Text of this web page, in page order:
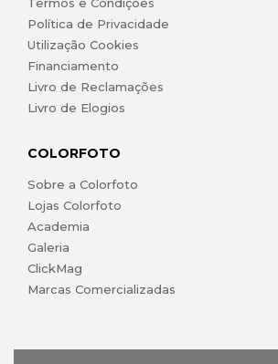
Política de Privacidade
Utilização Cookies
Financiamento
Livro de Reclamações
Livro de Elogios
COLORFOTO
Sobre a Colorfoto
Lojas Colorfoto
Academia
Galeria
ClickMag
Marcas Comercializadas